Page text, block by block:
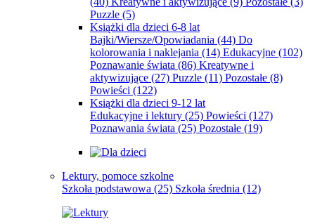
Puzzle (5)
Książki dla dzieci 6-8 lat
Bajki/Wiersze/Opowiadania (44) Do
kolorowania i naklejania (14) Edukacyjne (102)
Poznawanie świata (86) Kreatywne i
aktywizujące (27) Puzzle (11) Pozostałe (8)
Powieści (122)
Książki dla dzieci 9-12 lat
Edukacyjne i lektury (25) Powieści (127)
Poznawania świata (25) Pozostałe (19)
Lektury, pomoce szkolne
Szkoła podstawowa (25) Szkoła średnia (12)